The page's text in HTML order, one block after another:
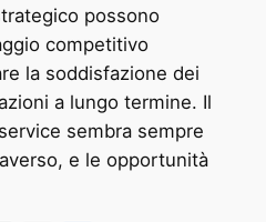
possono
competitivo
la soddisfazione dei
a lungo termine. Il
sembra sempre
e le opportunità